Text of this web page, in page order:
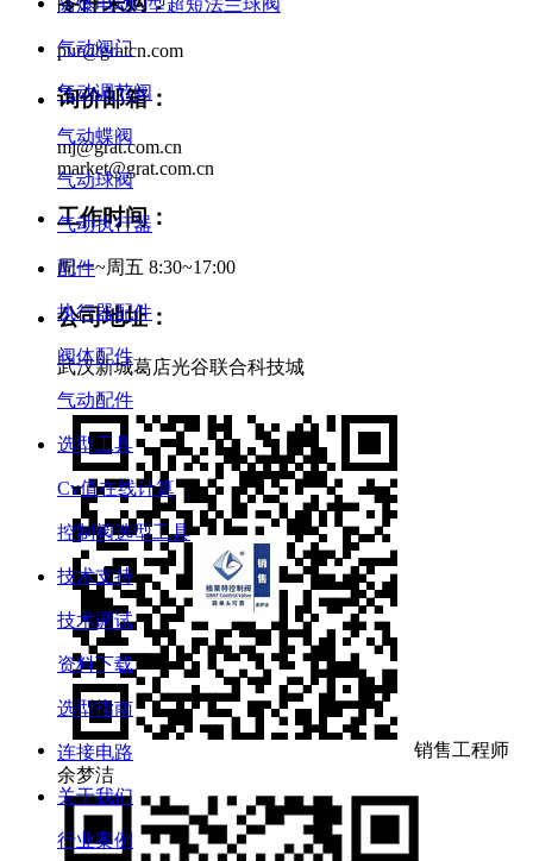
防爆电动O型超短法兰球阀
气动阀门
气动调节阀
气动蝶阀
气动球阀
气动执行器
配件
执行器配件
阀体配件
气动配件
选型工具
Cv值在线计算
控制阀选型工具
技术支持
技术调试
资料下载
选型指南
连接电路
关于我们
行业案例
pur@gratcn.com
询价邮箱：
mj@grat.com.cn
market@grat.com.cn
工作时间：
周一~周五 8:30~17:00
公司地址：
武汉新城葛店光谷联合科技城
销售工程师
余梦洁